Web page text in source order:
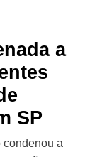
a
SP
condenou a